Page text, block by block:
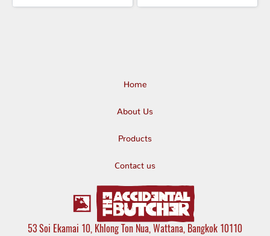
Home
About Us
Products
Contact us
53 Soi Ekamai 10, Khlong Ton Nua, Wattana, Bangkok 10110